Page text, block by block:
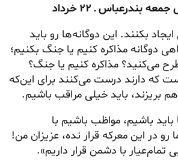
بندرعباس ـ ۲۲ خرداد
بکنند. این دوگانه‌ها رو باید
دوگانه مذاکره کنیم یا جنگ بکنیم؛
می‌کنید؟ مذاکره کنیم یا جنگ؟
که دارند درست می‌کنند برای این‌که
هم بریزند، باید خیلی مراقب باشیم.
باشیم، مواظب باشیم با
در این معرکه قرار نده، عزیزان من!
با دشمن قرار داریم».